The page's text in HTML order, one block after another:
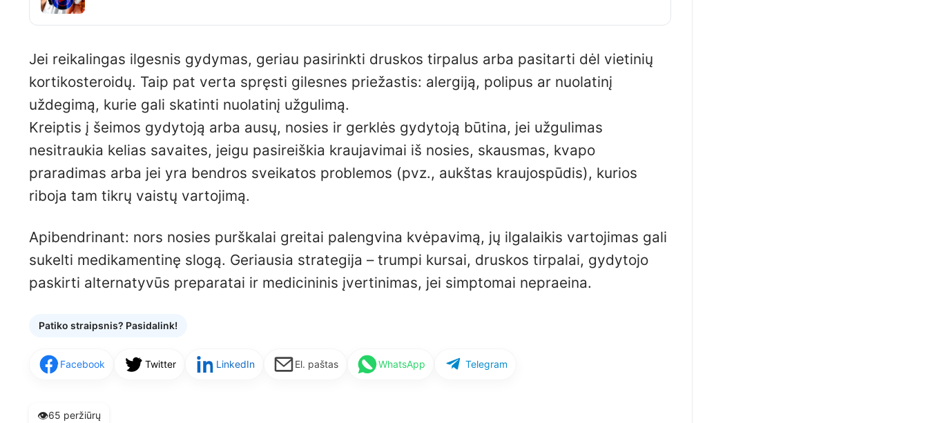
Jei reikalingas ilgesnis gydymas, geriau pasirinkti druskos tirpalus arba pasitarti dėl vietinių
kortikosteroidų. Taip pat verta spręsti gilesnes priežastis: alergiją, polipus ar nuolatinį
uždegimą, kurie gali skatinti nuolatinį užgulimą.
Kreiptis į šeimos gydytoją arba ausų, nosies ir gerklės gydytoją būtina, jei užgulimas
nesitraukia kelias savaites, jeigu pasireiškia kraujavimai iš nosies, skausmas, kvapo
praradimas arba jei yra bendros sveikatos problemos (pvz., aukštas kraujospūdis), kurios
riboja tam tikrų vaistų vartojimą.
Apibendrinant: nors nosies purškalai greitai palengvina kvėpavimą, jų ilgalaikis vartojimas gali
sukelti medikamentinę slogą. Geriausia strategija – trumpi kursai, druskos tirpalai, gydytojo
paskirti alternatyvūs preparatai ir medicininis įvertinimas, jei simptomai nepraeina.
Patiko straipsnis? Pasidalink!
Facebook Twitter LinkedIn El. paštas WhatsApp Telegram
👁️65 peržiūrų